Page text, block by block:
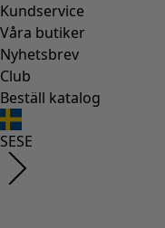
Kundservice
Våra butiker
Nyhetsbrev
Club
Beställ katalog
SESE